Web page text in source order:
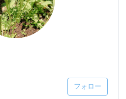
フォロー